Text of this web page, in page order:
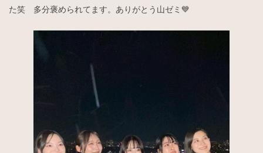
た笑 多分褒められてます。ありがとう山ゼミ💙